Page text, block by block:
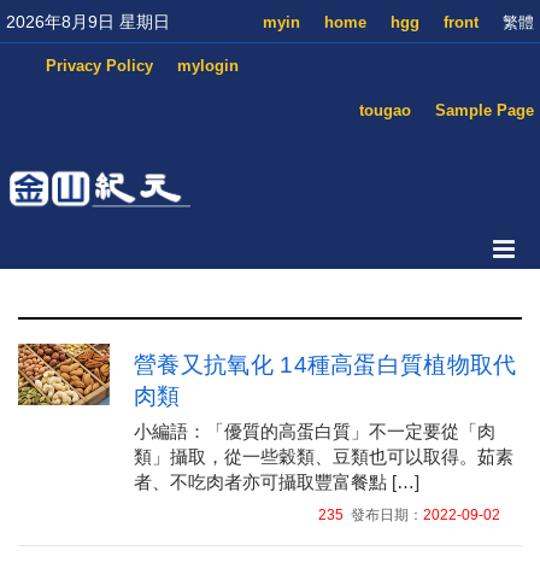
2026年8月9日 星期日 繁體
front
hgg
home
myin
mylogin
Privacy Policy
Sample Page
tougao
營養又抗氧化 14種高蛋白質植物取代
肉類
小編語：「優質的高蛋白質」不一定要從「肉
類」攝取，從一些穀類、豆類也可以取得。茹素
者、不吃肉者亦可攝取豐富餐點 […]
235發布日期： 2022-09-02